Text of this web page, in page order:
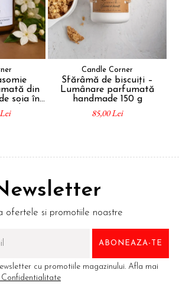
din
soia în
ambră
Candle Corner
Sfărâmă de biscuiți –
Lumânare parfumată
handmade 150 g
85,00 Lei
ofertele si promotiile noastre
cu promotiile magazinului. Afla mai